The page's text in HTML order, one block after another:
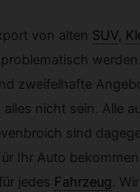
von alten SUV,
zweifelhafte
nicht sein. Alle
sind
Ihr Auto bekommen
jedes Fahrzeug.